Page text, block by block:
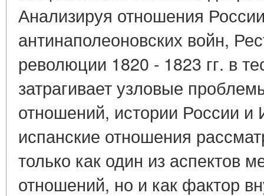
Анализируя отношения
антинаполеоновских войн,
революции 1820 - 1823 гг. в
затрагивает узловые
отношений, истории России и
испанские отношения
только как один из аспектов
отношений, но и как фактор